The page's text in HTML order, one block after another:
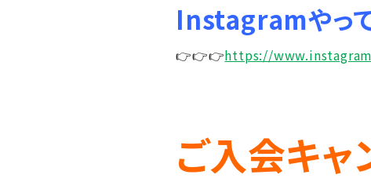
Instagramやっ
👉👉👉https://
ご入会キャ